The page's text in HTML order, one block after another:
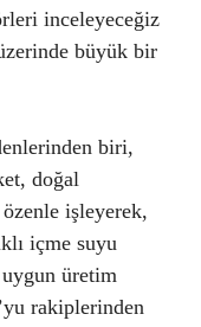
inceleyeceğiz
büyük bir
biri,
doğal
işleyerek,
içme suyu
üretim
rakiplerinden